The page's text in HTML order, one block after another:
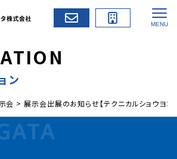
ATION
ン
会 > 展示会出展のお知らせ【テクニカルショウヨ